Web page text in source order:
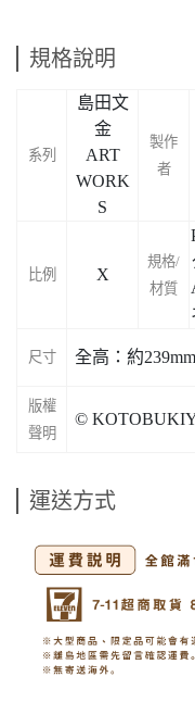
規格說明
系列
島田文
金
ART
WORK
S
製作
者
比例 X
規格/
材質
尺寸 全高：約239mm
版權
聲明
©
運送方式